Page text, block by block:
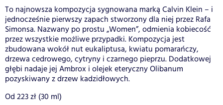
To najnowsza kompozycja sygnowana marką Calvin Klein – i
jednocześnie pierwszy zapach stworzony dla niej przez Rafa
Simonsa. Nazwany po prostu „Women”, odmienia kobiecość
przez wszystkie możliwe przypadki. Kompozycja jest
zbudowana wokół nut eukaliptusa, kwiatu pomarańczy,
drzewa cedrowego, cytryny i czarnego pieprzu. Dodatkowej
głębi nadaje jej Ambrox i olejek eteryczny Olibanum
pozyskiwany z drzew kadzidłowych.
Od 223 zł (30 ml)